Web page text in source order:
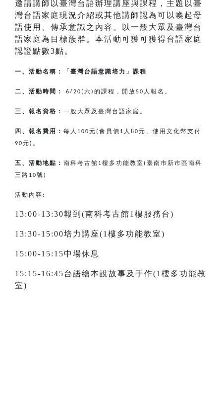
邀請講師以臺灣台語辦理講座與課程，主題以臺
灣台語家庭現況介紹或其他講師認為可以喚起母
語使用、傳承意識之內容。以一般大眾及臺灣台
語家庭為目標族群。本活動可獲可獲得台語家庭
認證點數3點。
一、活動名稱：「臺灣台語意識培力」課程
二、活動時間： 6/20( 六 ) 的課程，開放50 人報名。
三、報名資格： 一般大眾及臺灣台語家庭。
四、報名費用： 每人 100元( 會員價 1 人 80元、使用文化幣支付
90元 ) 。
五、活動地點： 南科考古館 1樓多功能教室( 臺南市新市區南科
三路 10號 )
活動內容:
13:00-13:30報到(南科考古館1樓服務台)
13:30-15:00培力講座(1樓多功能教室)
15:00-15:15中場休息
15:15-16:45台語繪本說故事及手作(1樓多功能教
室)